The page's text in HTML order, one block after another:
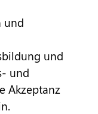
und
und
und
Akzeptanz